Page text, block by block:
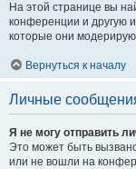
На этой странице вы
конференции и другую
которые они
Вернуться к началу
Личные
Я не могу отправить
Это может быть
или не вошли на